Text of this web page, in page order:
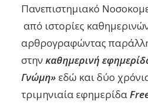
Πανεπιστημιακό
από ιστορίες
αρθρογραφώντας
στην καθημερινή
Γνώμη» εδώ και δύο
τριμηνιαία εφημερίδα